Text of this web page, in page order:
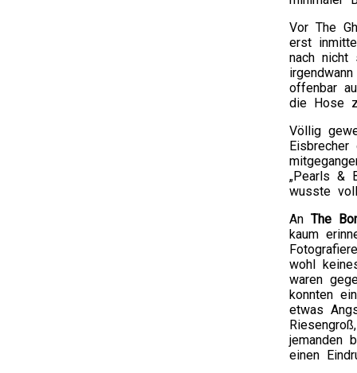
Vor The
erst
nach nicht
offenbar
die Hose
Völlig
„Pearls &
wusste
An The
kaum
wohl
waren
konnten
etwas
jemanden
einen